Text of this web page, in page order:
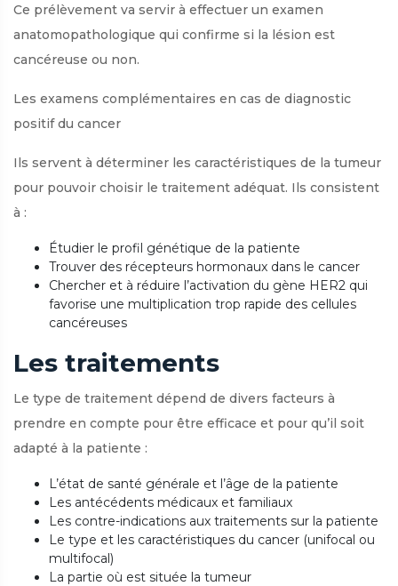
Ce prélèvement va servir à effectuer un examen
anatomopathologique qui confirme si la lésion est
cancéreuse ou non.
Les examens complémentaires en cas de diagnostic
positif du cancer
Ils servent à déterminer les caractéristiques de la tumeur
pour pouvoir choisir le traitement adéquat. Ils consistent
à :
Étudier le profil génétique de la patiente
Trouver des récepteurs hormonaux dans le cancer
Chercher et à réduire l’activation du gène HER2 qui
favorise une multiplication trop rapide des cellules
cancéreuses
Les traitements
Le type de traitement dépend de divers facteurs à
prendre en compte pour être efficace et pour qu’il soit
adapté à la patiente :
L’état de santé générale et l’âge de la patiente
Les antécédents médicaux et familiaux
Les contre-indications aux traitements sur la patiente
Le type et les caractéristiques du cancer (unifocal ou
multifocal)
La partie où est située la tumeur